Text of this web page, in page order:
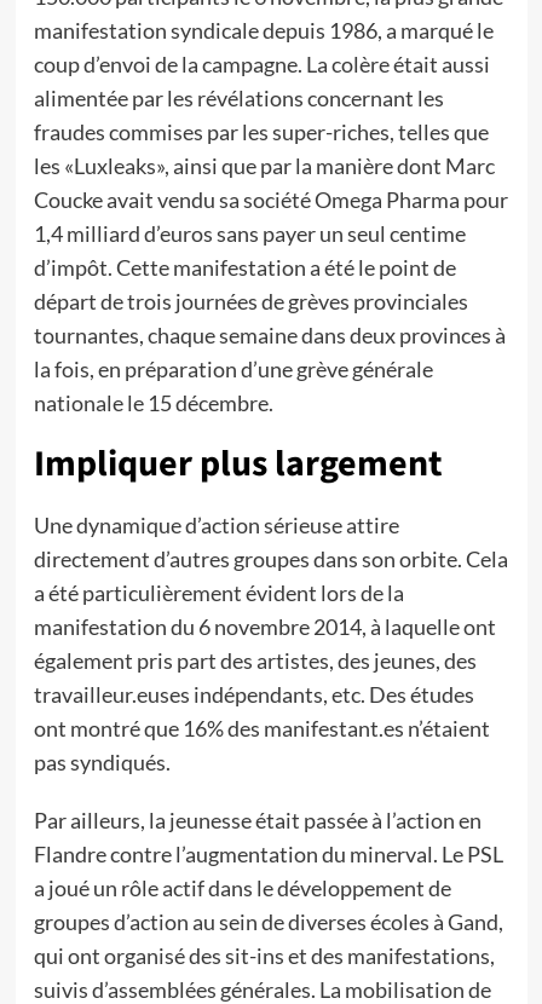
manifestation syndicale depuis 1986, a marqué le
coup d’envoi de la campagne. La colère était aussi
alimentée par les révélations concernant les
fraudes commises par les super-riches, telles que
les «Luxleaks», ainsi que par la manière dont Marc
Coucke avait vendu sa société Omega Pharma pour
1,4 milliard d’euros sans payer un seul centime
d’impôt. Cette manifestation a été le point de
départ de trois journées de grèves provinciales
tournantes, chaque semaine dans deux provinces à
la fois, en préparation d’une grève générale
nationale le 15 décembre.
Impliquer plus largement
Une dynamique d’action sérieuse attire
directement d’autres groupes dans son orbite. Cela
a été particulièrement évident lors de la
manifestation du 6 novembre 2014, à laquelle ont
également pris part des artistes, des jeunes, des
travailleur.euses indépendants, etc. Des études
ont montré que 16% des manifestant.es n’étaient
pas syndiqués.
Par ailleurs, la jeunesse était passée à l’action en
Flandre contre l’augmentation du minerval. Le PSL
a joué un rôle actif dans le développement de
groupes d’action au sein de diverses écoles à Gand,
qui ont organisé des sit-ins et des manifestations,
suivis d’assemblées générales. La mobilisation de